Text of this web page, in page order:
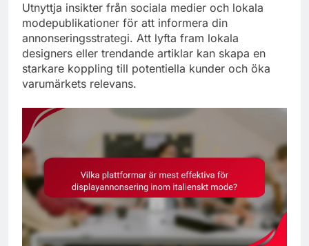
Utnyttja insikter från sociala medier och lokala
modepublikationer för att informera din
annonseringsstrategi. Att lyfta fram lokala
designers eller trendande artiklar kan skapa en
starkare koppling till potentiella kunder och öka
varumärkets relevans.